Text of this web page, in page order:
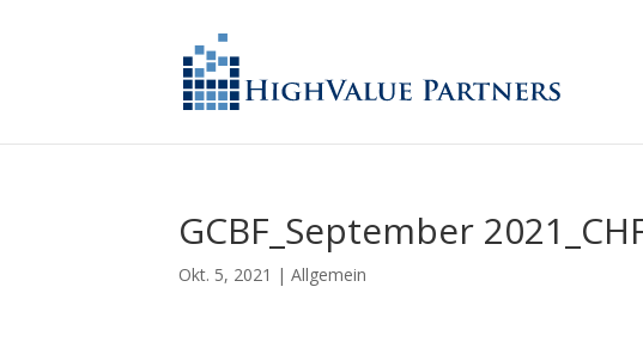
GCBF_September
Okt. 5, 2021 | Allgemein